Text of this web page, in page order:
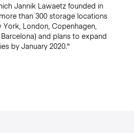
Jannik Lawaetz founded in
than 300 storage locations
York, London, Copenhagen,
and plans to expand
by January 2020."